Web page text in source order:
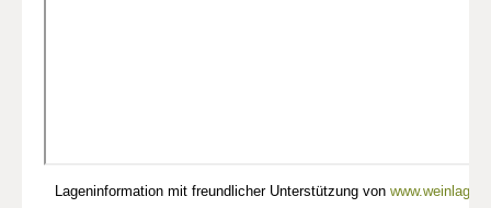
Lageninformation mit freundlicher Unterstützung von